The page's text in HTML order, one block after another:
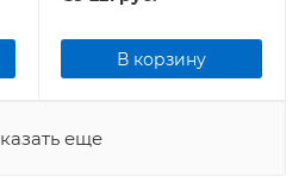
В корзину
еще